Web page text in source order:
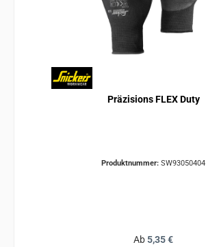
Präzisions FLEX Duty
Produktnummer: SW93050404
Regulärer Preis:
Ab5,35 €